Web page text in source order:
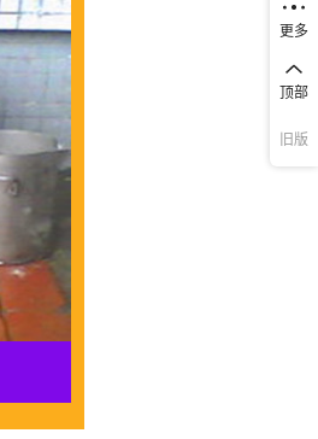
更多
顶部
旧版